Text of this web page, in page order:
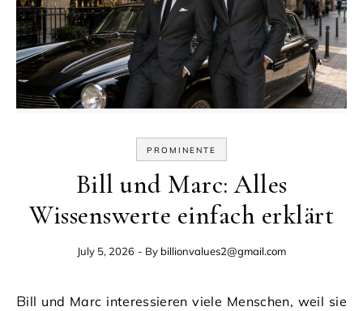
PROMINENTE
Bill und Marc: Alles
Wissenswerte einfach erklärt
July 5, 2026 - By billionvalues2@gmail.com
Bill und Marc interessieren viele Menschen, weil sie